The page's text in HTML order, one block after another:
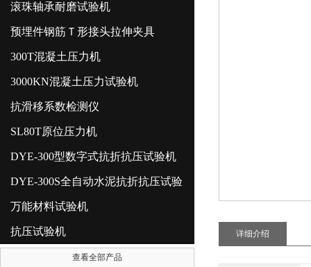
详细介绍
滚珠轴承耐磨试验机
预埋件钢筋Ｔ形接头拉伸夹具
300T混凝土压力机
3000KN混凝土压力试验机
抗滑移系数检测仪
SL80T原位压力机
DYE-300型数字式抗折抗压试验机
DYE-300S全自动水泥抗折抗压试验
万能材料试验机
抗压试验机
查看全部产品